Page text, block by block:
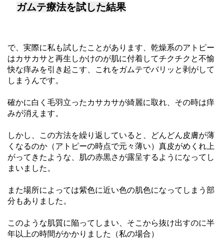
ガムテ療法を試した結果
で、実際に私も試したことがあります、乾燥系のアトピー
はカサカサと再生しかけのが肌に付着してチクチクと不愉
快な痒みを引き起こす、これをガムテでバリッと剥がして
しまうんです。
確かに白く毛羽立ったカサカサが綺麗に取れ、その時は痒
みが消えます。
しかし、この方法を繰り返していると、どんどん皮膚が薄
くなるのか（アトピーの時点で元々薄い）真皮がめくれ上
がってきたような、肌の赤黒さが露呈するようになってし
まいました。
また場所によっては紫色に近い色の肌色になってしまう部
分もありました。
このような肌質に陥ってしまい、そこから抜け出すのに半
年以上の時間がかかりました（私の場合）